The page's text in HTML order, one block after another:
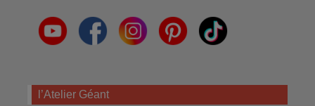
l’Atelier Géant